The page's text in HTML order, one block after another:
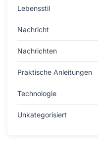
Lebensstil
Nachricht
Nachrichten
Praktische Anleitungen
Technologie
Unkategorisiert